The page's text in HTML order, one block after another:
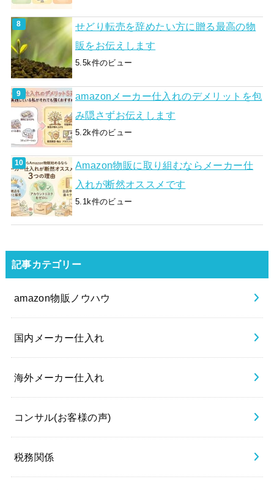
せどり転売を辞めたい方に贈る最高の物
販をお伝えします
5.5k件のビュー
amazonメーカー仕入れのデメリットを包
み隠さずお伝えします
5.2k件のビュー
Amazon物販に取り組むならメーカー仕
入れが断然オススメです
5.1k件のビュー
記事カテゴリー
amazon物販ノウハウ
国内メーカー仕入れ
海外メーカー仕入れ
コンサル(お客様の声)
税務関係